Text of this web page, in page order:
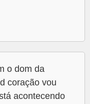
o dom da
coração vou
acontecendo